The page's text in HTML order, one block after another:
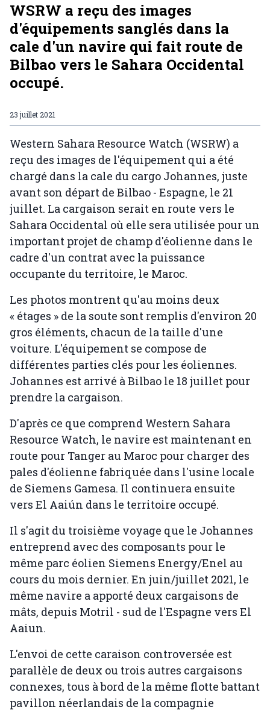
WSRW a reçu des images
d'équipements sanglés dans la
cale d'un navire qui fait route de
Bilbao vers le Sahara Occidental
occupé.
23 juillet 2021
Western Sahara Resource Watch (WSRW) a
reçu des images de l'équipement qui a été
chargé dans la cale du cargo Johannes, juste
avant son départ de Bilbao - Espagne, le 21
juillet. La cargaison serait en route vers le
Sahara Occidental où elle sera utilisée pour un
important projet de champ d'éolienne dans le
cadre d'un contrat avec la puissance
occupante du territoire, le Maroc.
Les photos montrent qu'au moins deux
« étages » de la soute sont remplis d'environ 20
gros éléments, chacun de la taille d'une
voiture. L'équipement se compose de
différentes parties clés pour les éoliennes.
Johannes est arrivé à Bilbao le 18 juillet pour
prendre la cargaison.
D'après ce que comprend Western Sahara
Resource Watch, le navire est maintenant en
route pour Tanger au Maroc pour charger des
pales d'éolienne fabriquée dans l'usine locale
de Siemens Gamesa. Il continuera ensuite
vers El Aaiún dans le territoire occupé.
Il s'agit du troisième voyage que le Johannes
entreprend avec des composants pour le
même parc éolien Siemens Energy/Enel au
cours du mois dernier. En juin/juillet 2021, le
même navire a apporté deux cargaisons de
mâts, depuis Motril - sud de l'Espagne vers El
Aaiun.
L'envoi de cette caraison controversée est
parallèle de deux ou trois autres cargaisons
connexes, tous à bord de la même flotte battant
pavillon néerlandais de la compagnie